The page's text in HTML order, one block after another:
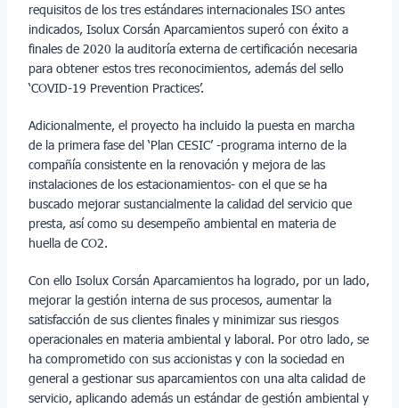
requisitos de los tres estándares internacionales ISO antes
indicados, Isolux Corsán Aparcamientos superó con éxito a
finales de 2020 la auditoría externa de certificación necesaria
para obtener estos tres reconocimientos, además del sello
‘COVID-19 Prevention Practices’.
Adicionalmente, el proyecto ha incluido la puesta en marcha
de la primera fase del ‘Plan CESIC’ -programa interno de la
compañía consistente en la renovación y mejora de las
instalaciones de los estacionamientos- con el que se ha
buscado mejorar sustancialmente la calidad del servicio que
presta, así como su desempeño ambiental en materia de
huella de CO2.
Con ello Isolux Corsán Aparcamientos ha logrado, por un lado,
mejorar la gestión interna de sus procesos, aumentar la
satisfacción de sus clientes finales y minimizar sus riesgos
operacionales en materia ambiental y laboral. Por otro lado, se
ha comprometido con sus accionistas y con la sociedad en
general a gestionar sus aparcamientos con una alta calidad de
servicio, aplicando además un estándar de gestión ambiental y